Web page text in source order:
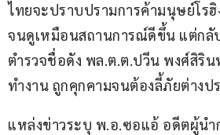
ไทยจะปราบปรามการค้ามนุษย์โร
จนดูเหมือนสถานการณ์ดีขึ้น แต่กลั
ตำรวจชื่อดัง พล.ต.ต.ปวีน พงศ์สิริ
ทำงาน ถูกคุกคามจนต้องลี้ภัยต่างป
แหล่งข่าวระบุ พ.อ.ซอแอ้ อดีตผู้นำ